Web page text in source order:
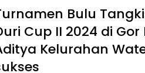
Bulu
Cup II 2024 di
Kelurahan